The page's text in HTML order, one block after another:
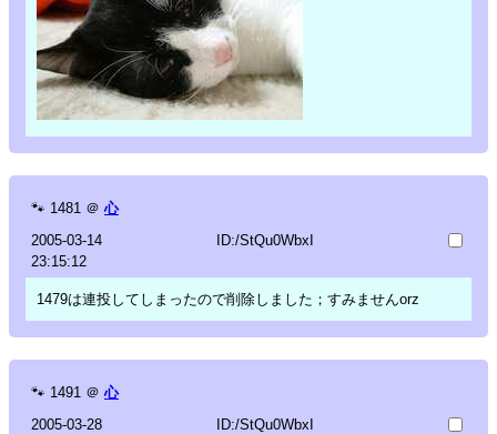
🐾 1481 ＠ 心
2005-03-14
23:15:12
ID:/StQu0WbxI
1479は連投してしまったので削除しました；すみませんorz
🐾 1491 ＠ 心
2005-03-28
ID:/StQu0WbxI